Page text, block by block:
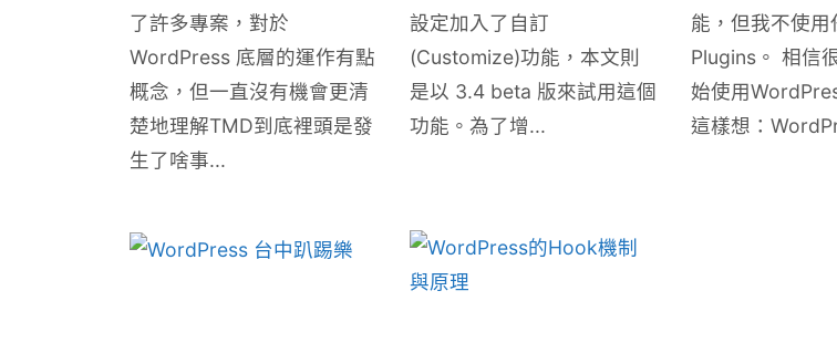
了許多專案，對於
WordPress 底層的運作有點
概念，但一直沒有機會更清
楚地理解TMD到底裡頭是發
生了啥事...
設定加入了自訂
(Customize)功能，本文則
是以 3.4 beta 版來試用這個
功能。為了增...
能，但我不使用
Plugins。 相信
始使用
這樣想：